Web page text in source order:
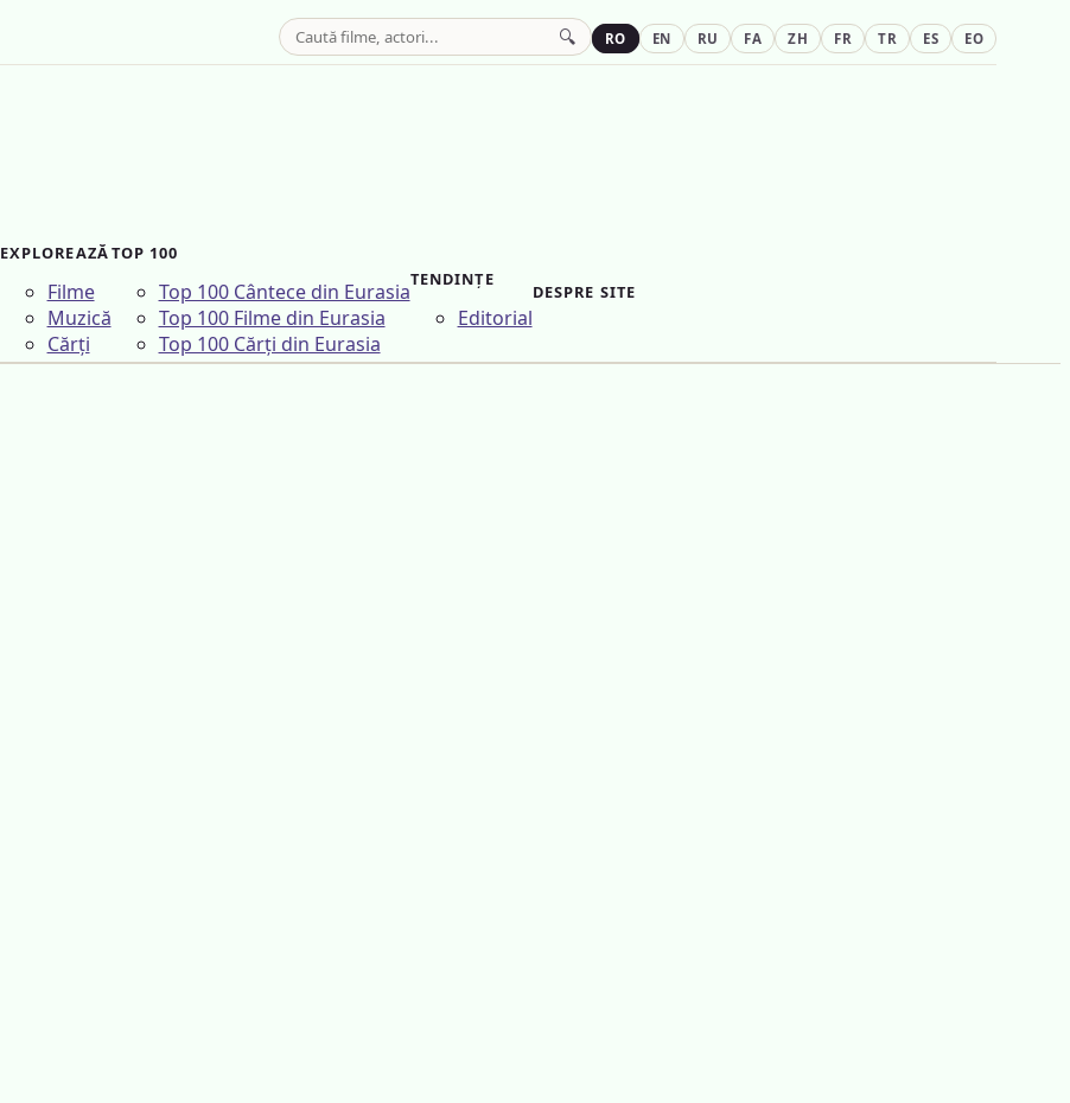
EXPLOREAZĂ
Filme
Muzică
Cărți
TOP 100
Top 100 Cântece din Eurasia
Top 100 Filme din Eurasia
Top 100 Cărți din Eurasia
TENDINȚE
Editorial
DESPRE SITE
🔍 RO EN RU FA ZH FR TR ES EO